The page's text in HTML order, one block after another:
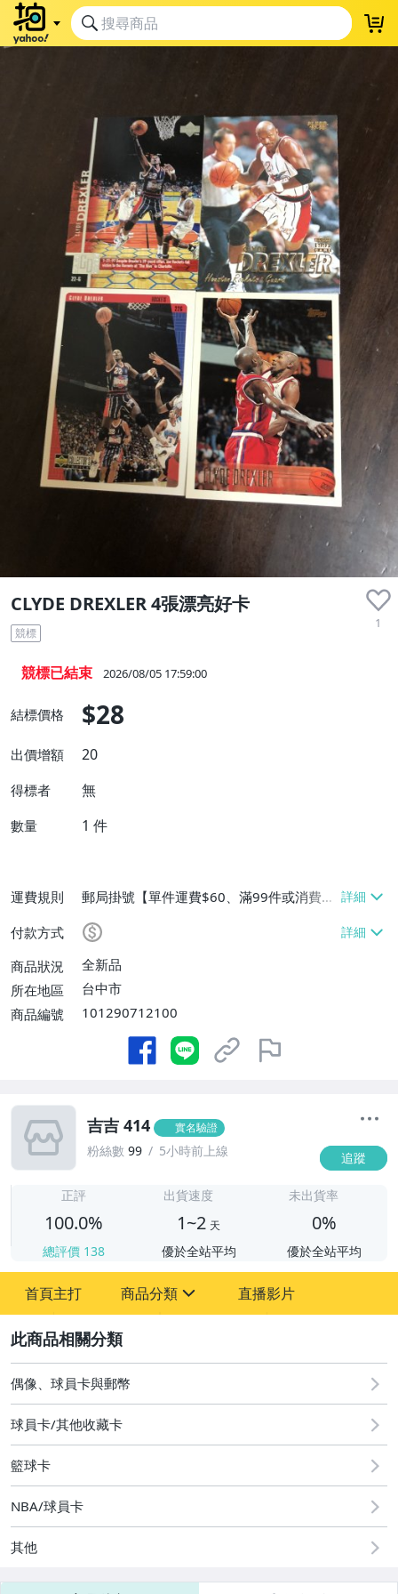
CLYDE DREXLER 4張漂亮好卡
1
競標
競標已結束 2026/08/05 17:59:00
結標價格 $28
出價增額 20
得標者 無
數量 1 件
運費規則
郵局掛號【單件運費$60、滿99件或消費滿
$9999免運費】
付款方式
商品狀況
全新品
所在地區
台中市
商品編號
101290712100
吉吉 414 實名驗證
粉絲數 99 5小時前上線 追蹤
正評
100.0%
總評價 138
出貨速度
1~2 天
優於全站平均
未出貨率
0%
優於全站平均
首頁主打 商品分類
偶像、球員卡與郵幣
直播影片
偶像、球員卡與郵幣
球員卡/其他收藏卡
籃球卡
NBA/球員卡
其他